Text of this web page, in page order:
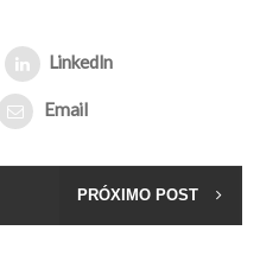
LinkedIn
Email
PRÓXIMO POST